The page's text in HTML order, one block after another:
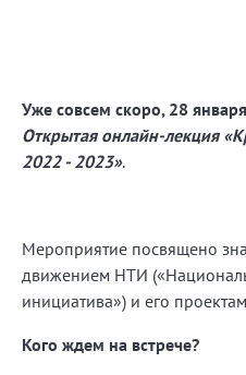
Уже совсем скоро, 28
Открытая онлайн-лекция
2022 - 2023».
Мероприятие посвящено
движением НТИ
инициатива») и его
Кого ждем на встрече?